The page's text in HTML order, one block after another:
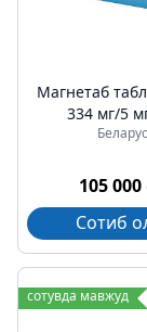
Магнетаб
334 мг/5
105 000
Сотиб
сотувда мавжуд